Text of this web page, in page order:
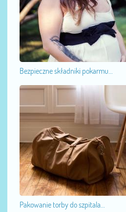
Bezpieczne składniki pokarmu...
Pakowanie torby do szpitala...